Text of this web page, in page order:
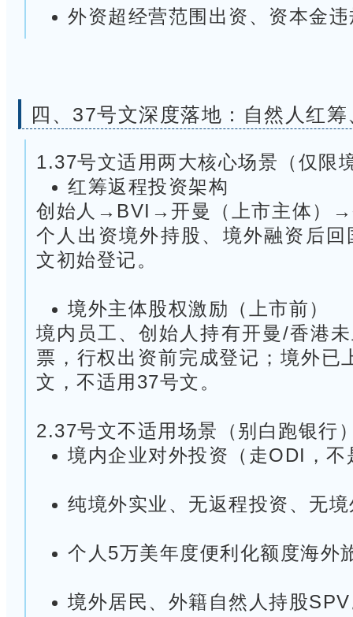
外资超经营范围出资、资本金
四、 37号文深度落地：自然人红
1.37号文适用两大核心场景（仅限
红筹返程投资架构
创始人→BVI→开曼（上市主体）
个人出资境外持股、境外融资后
文初始登记。
境外主体股权激励（上市前）
境内员工、创始人持有开曼/香港
票，行权出资前完成登记；境外已
文，不适用37号文。
2.37号文不适用场景（别白跑银行
境内企业对外投资（走ODI，不
纯境外实业、无返程投资、无
个人5万美年度便利化额度海外
境外居民、外籍自然人持股